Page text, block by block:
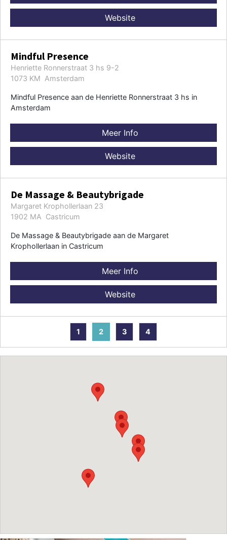
Website
Mindful Presence
Henriette Ronnerstraat 3 hs 9-2
1073 KM Amsterdam
Mindful Presence aan de Henriette Ronnerstraat 3 hs in
Amsterdam
Meer Info
Website
De Massage & Beautybrigade
Margaret Krophollerlaan 23
1902 MA Castricum
De Massage & Beautybrigade aan de Margaret
Krophollerlaan in Castricum
Meer Info
Website
1 2 3 4